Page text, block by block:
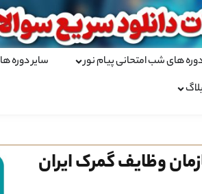
های شب امتحانی پیام نور سایر دوره ها
بلاگ
وظایف گمرک ایران